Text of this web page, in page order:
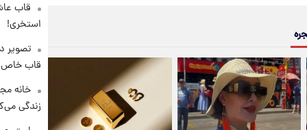
قاب
استخری!
تصویر
قاب
خانه
زندگی